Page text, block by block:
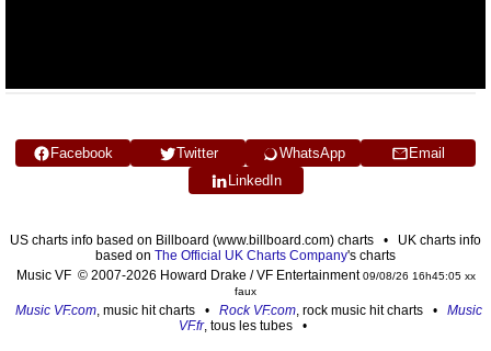
Facebook Twitter WhatsApp
Email
LinkedIn
US charts info based on Billboard (www.billboard.com) charts • UK charts info
based on The Official UK Charts Company's charts
Music VF © 2007-2026 Howard Drake / VF Entertainment09/08/26 16h45:05 xx
faux
Music VF.com, music hit charts • Rock VF.com, rock music hit charts • Music
VF.fr, tous les tubes •